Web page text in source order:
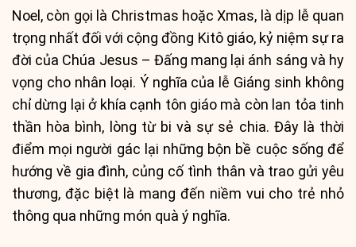
Noel, còn gọi là Christmas hoặc Xmas, là dịp lễ quan
trọng nhất đối với cộng đồng Kitô giáo, kỷ niệm sự ra
đời của Chúa Jesus – Đấng mang lại ánh sáng và hy
vọng cho nhân loại. Ý nghĩa của lễ Giáng sinh không
chỉ dừng lại ở khía cạnh tôn giáo mà còn lan tỏa tinh
thần hòa bình, lòng từ bi và sự sẻ chia. Đây là thời
điểm mọi người gác lại những bộn bề cuộc sống để
hướng về gia đình, củng cố tình thân và trao gửi yêu
thương, đặc biệt là mang đến niềm vui cho trẻ nhỏ
thông qua những món quà ý nghĩa.